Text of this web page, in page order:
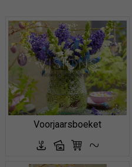
Voorjaarsboeket